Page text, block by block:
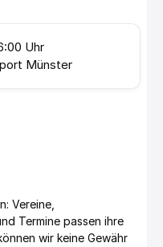
Uhr
Münster
Vereine,
Termine passen ihre
wir keine Gewähr